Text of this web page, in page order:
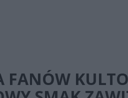
FANÓW